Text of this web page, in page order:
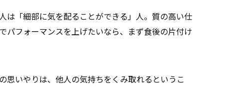
は「細部に気を配ることができる」人。質の高い仕
パフォーマンスを上げたいなら、まず食後の片付け
思いやりは、他人の気持ちをくみ取れるというこ